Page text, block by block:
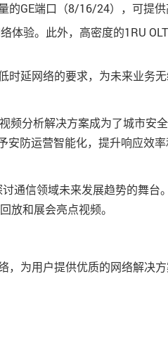
的GE端口（8/16/24），可提
验。此外，高密度的1RU
延网络的要求，为未来业务无
频分析解决方案成为了城市
防运营智能化，提升响应效
通信领域未来发展趋势的舞
放和展会亮点视频。
为用户提供优质的网络解决